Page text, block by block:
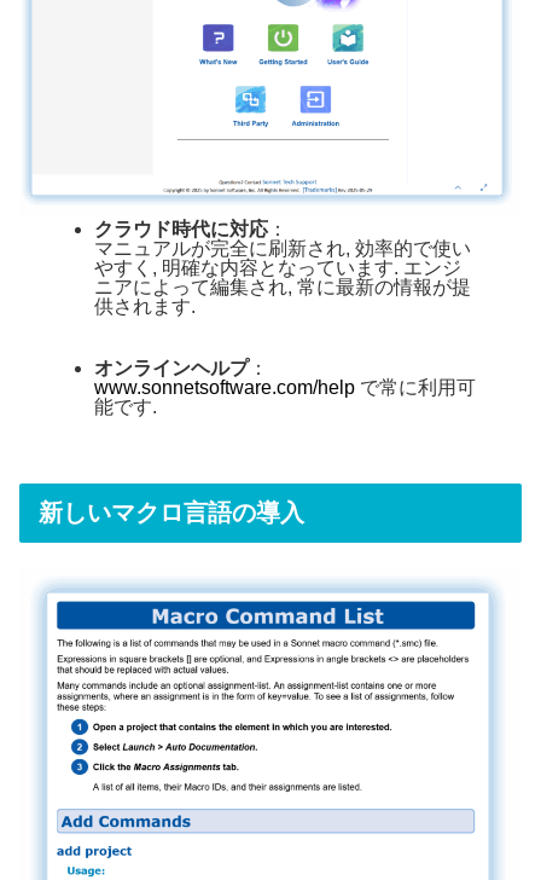
クラウド時代に対応 ：
マニュアルが完全に刷新され, 効率的で使い
やすく, 明確な内容となっています. エンジ
ニアによって編集され, 常に最新の情報が提
供されます.
オンラインヘルプ：
www.sonnetsoftware.com/help で常に利用可
能です.
新しいマクロ言語の導入